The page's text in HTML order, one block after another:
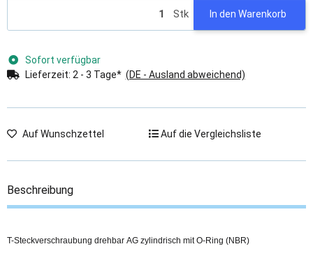
Stk In den Warenkorb
Sofort verfügbar
Lieferzeit: 2 - 3 Tage* (DE - Ausland abweichend)
Auf Wunschzettel Auf die Vergleichsliste
Beschreibung
T-Steckverschraubung drehbar AG zylindrisch mit O-Ring (NBR)